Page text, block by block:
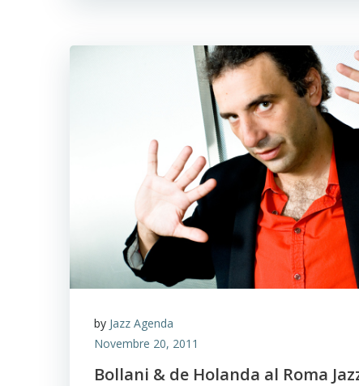
by Jazz Agenda
Novembre 20, 2011
Bollani & de Holanda al Roma